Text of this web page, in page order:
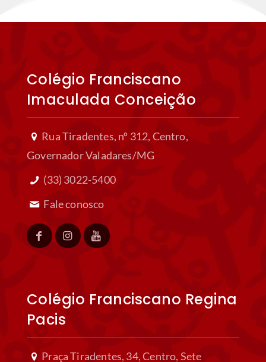
Colégio Franciscano
Imaculada Conceição
Rua Tiradentes, nº 312, Centro,
Governador Valadares/MG
(33) 3022-5400
Fale conosco
Colégio Franciscano Regina
Pacis
Praça Tiradentes, 34, Centro, Sete